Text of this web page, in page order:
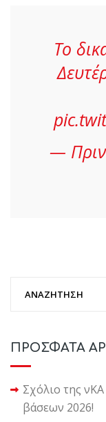
Το
— Πριν
ΠΡΟΣΦΑΤΑ
Σχόλιο της
βάσεων 2026!